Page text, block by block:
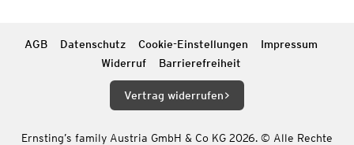
AGB Datenschutz Cookie-Einstellungen
Impressum
Widerruf
Barrierefreiheit
Vertrag widerrufen
Ernsting’s family Austria GmbH & Co KG 2026. © Alle Rechte